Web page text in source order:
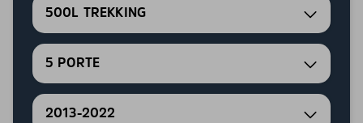
500L TREKKING
5 PORTE
2013-2022